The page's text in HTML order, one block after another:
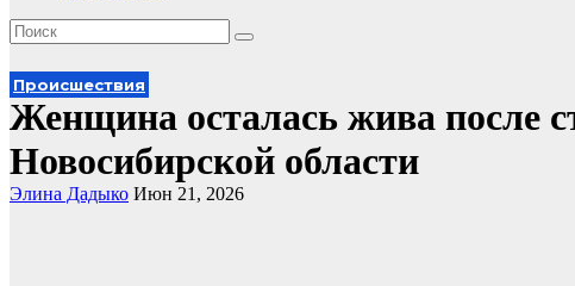
Происшествия
Женщина осталась жива после
Новосибирской области
Элина Дадыко Июн 21, 2026